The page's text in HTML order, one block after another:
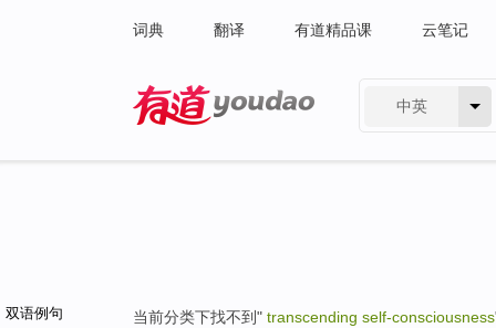
词典 翻译 有道精品课 云笔记
中英
双语例句 当前分类下找不到" transcending self-consciousness